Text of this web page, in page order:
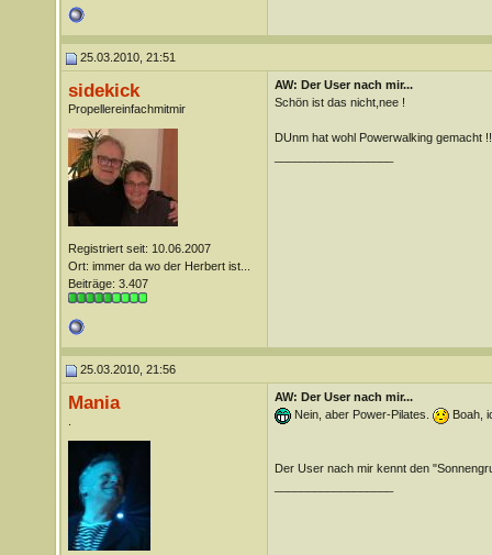
25.03.2010, 21:51
sidekick
Propellereinfachmitmir
Registriert seit: 10.06.2007
Ort: immer da wo der Herbert ist...
Beiträge: 3.407
AW: Der User nach mir...
Schön ist das nicht,nee !
DUnm hat wohl Powerwalking gemacht
25.03.2010, 21:56
Mania
AW: Der User nach mir...
Nein, aber Power-Pilates.
Boah,
Der User nach mir kennt den